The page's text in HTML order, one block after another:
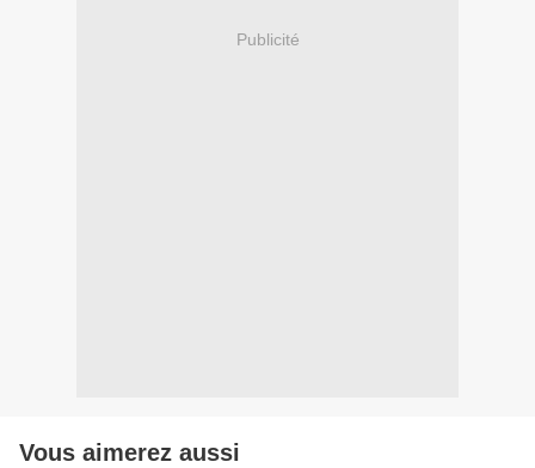
Publicité
Vous aimerez aussi